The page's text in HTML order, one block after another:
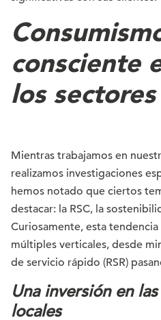
consciente
los sectores
Mientras trabajamos en
realizamos investigaciones
hemos notado que ciertos
destacar: la RSC, la
Curiosamente, esta
múltiples verticales, desde
de servicio rápido (RSR)
Una inversión en
locales